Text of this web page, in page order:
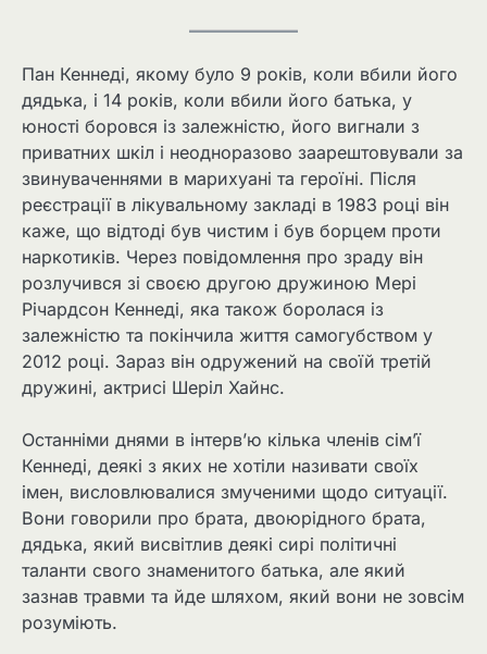
Пан Кеннеді, якому було 9 років, коли вбили його
дядька, і 14 років, коли вбили його батька, у
юності боровся із залежністю, його вигнали з
приватних шкіл і неодноразово заарештовували за
звинуваченнями в марихуані та героїні. Після
реєстрації в лікувальному закладі в 1983 році він
каже, що відтоді був чистим і був борцем проти
наркотиків. Через повідомлення про зраду він
розлучився зі своєю другою дружиною Мері
Річардсон Кеннеді, яка також боролася із
залежністю та покінчила життя самогубством у
2012 році. Зараз він одружений на своїй третій
дружині, актрисі Шеріл Хайнс.
Останніми днями в інтерв’ю кілька членів сім’ї
Кеннеді, деякі з яких не хотіли називати своїх
імен, висловлювалися змученими щодо ситуації.
Вони говорили про брата, двоюрідного брата,
дядька, який висвітлив деякі сирі політичні
таланти свого знаменитого батька, але який
зазнав травми та йде шляхом, який вони не зовсім
розуміють.